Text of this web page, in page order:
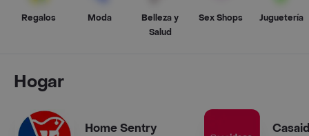
Regalos Moda
Belleza y
Salud
Sex Shops Juguetería
Hogar
Home Sentry